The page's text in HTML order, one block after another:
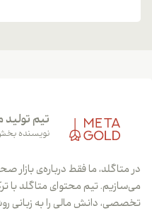
تیم تولید
نویسنده بخش
ما فقط درباره‌ی بازار صحبت
تیم محتوای متاگلد با
دانش مالی را به زبانی روشن و